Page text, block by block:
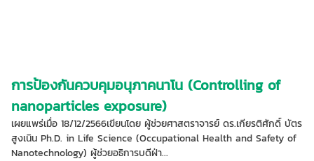
การป้องกันควบคุมอนุภาคนาโน (Controlling of
nanoparticles exposure)
เผยแพร่เมื่อ 18/12/2566เขียนโดย ผู้ช่วยศาสตราจารย์ ดร.เกียรติศักดิ์ บัตร
สูงเนิน Ph.D. in Life Science (Occupational Health and Safety of
Nanotechnology) ผู้ช่วยอธิการบดีฝ่า...